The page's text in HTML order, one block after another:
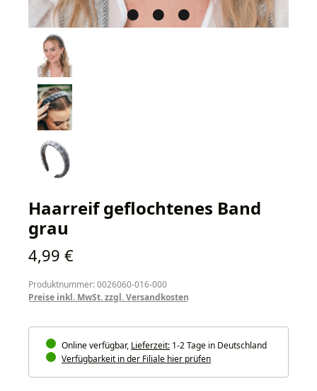
Haarreif geflochtenes Band
grau
Regulärer Preis:
4,99 €
Produktnummer: 0026060-016-000
Preise inkl. MwSt. zzgl. Versandkosten
Online verfügbar, Lieferzeit: 1-2 Tage in Deutschland
Verfügbarkeit in der Filiale hier prüfen